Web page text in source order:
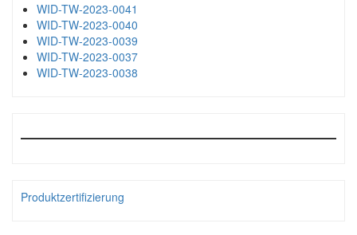
WID-TW-2023-0041
WID-TW-2023-0040
WID-TW-2023-0039
WID-TW-2023-0037
WID-TW-2023-0038
Produktzertifizierung